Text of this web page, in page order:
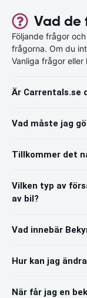
Vad de
Följande frågor
frågorna. Om du
Vanliga frågor eller
Är Carrentals.se
Vad måste jag
Tillkommer det
Vilken typ av
av bil?
Vad innebär
Hur kan jag
När får jag en